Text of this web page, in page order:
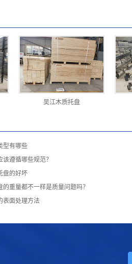
吴江木质托盘
型有哪些
该遵循哪些规范？
盘的好坏
的重量都不一样是质量问题吗？
表面处理方法